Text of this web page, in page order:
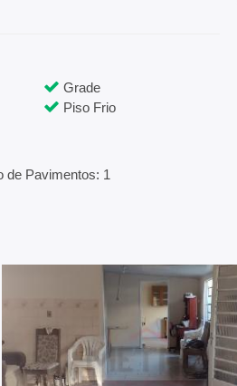
Grade
Piso Frio
de Pavimentos: 1